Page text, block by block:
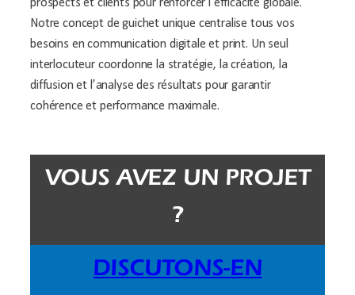
prospects et clients pour renforcer l’efficacité globale.
Notre concept de guichet unique centralise tous vos
besoins en communication digitale et print. Un seul
interlocuteur coordonne la stratégie, la création, la
diffusion et l’analyse des résultats pour garantir
cohérence et performance maximale.
VOUS AVEZ UN PROJET
?
DISCUTONS-EN